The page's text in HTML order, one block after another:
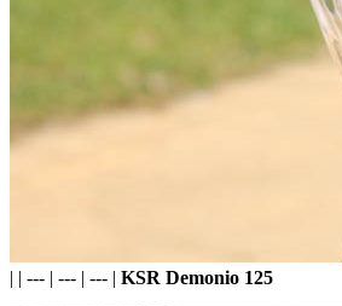
| | --- | --- | --- | KSR Demonio 125